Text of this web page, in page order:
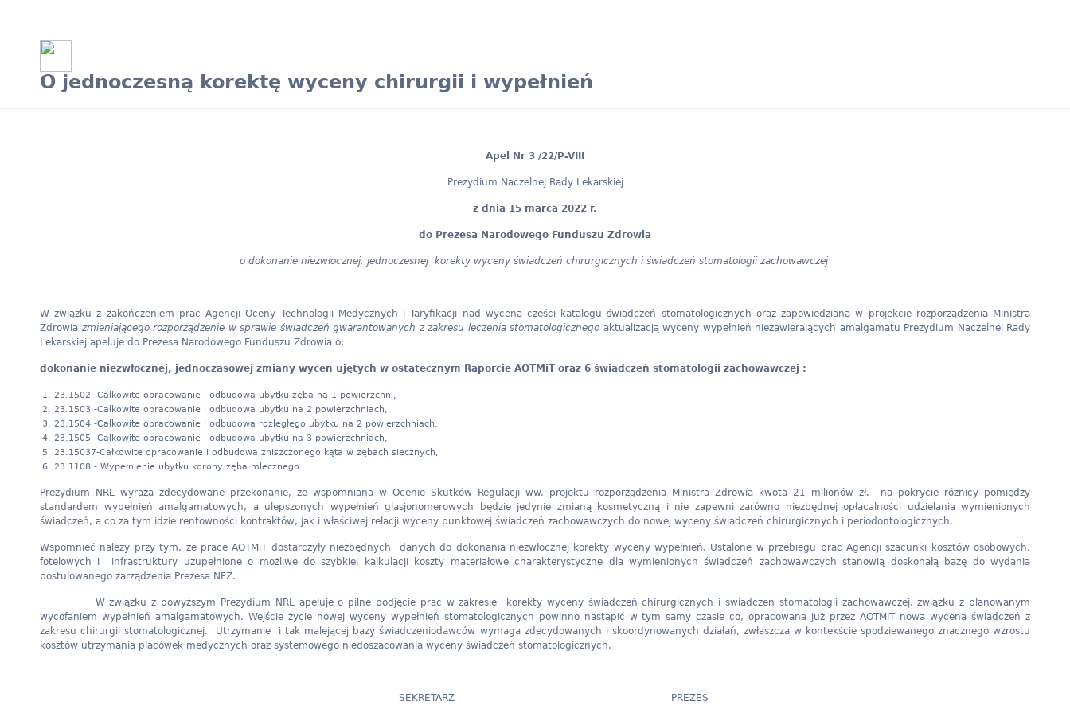
O jednoczesną korektę wyceny chirurgii i wypełnień
Apel Nr 3 /22/P-VIII
Prezydium Naczelnej Rady Lekarskiej
z dnia 15 marca 2022 r.
do Prezesa Narodowego Funduszu Zdrowia
o dokonanie niezwłocznej, jednoczesnej korekty wyceny świadczeń chirurgicznych i świadczeń stomatologii zachowawczej
W związku z zakończeniem prac Agencji Oceny Technologii Medycznych i Taryfikacji nad wyceną części katalogu świadczeń stomatologicznych oraz zapowiedzianą w projekcie rozporządzenia Ministra
Zdrowia zmieniającego rozporządzenie w sprawie świadczeń gwarantowanych z zakresu leczenia stomatologicznego aktualizacją wyceny wypełnień niezawierających amalgamatu Prezydium Naczelnej Rady
Lekarskiej apeluje do Prezesa Narodowego Funduszu Zdrowia o:
dokonanie niezwłocznej, jednoczasowej zmiany wycen ujętych w ostatecznym Raporcie AOTMiT oraz 6 świadczeń stomatologii zachowawczej :
23.1502 -Całkowite opracowanie i odbudowa ubytku zęba na 1 powierzchni,
23.1503 -Całkowite opracowanie i odbudowa ubytku na 2 powierzchniach,
23.1504 -Całkowite opracowanie i odbudowa rozległego ubytku na 2 powierzchniach,
23.1505 -Całkowite opracowanie i odbudowa ubytku na 3 powierzchniach,
23.15037-Całkowite opracowanie i odbudowa zniszczonego kąta w zębach siecznych,
23.1108 - Wypełnienie ubytku korony zęba mlecznego.
Prezydium NRL wyraża zdecydowane przekonanie, że wspomniana w Ocenie Skutków Regulacji ww. projektu rozporządzenia Ministra Zdrowia kwota 21 milionów zł. na pokrycie różnicy pomiędzy
standardem wypełnień amalgamatowych, a ulepszonych wypełnień glasjonomerowych będzie jedynie zmianą kosmetyczną i nie zapewni zarówno niezbędnej opłacalności udzielania wymienionych
świadczeń, a co za tym idzie rentowności kontraktów, jak i właściwej relacji wyceny punktowej świadczeń zachowawczych do nowej wyceny świadczeń chirurgicznych i periodontologicznych.
Wspomnieć należy przy tym, że prace AOTMiT dostarczyły niezbędnych danych do dokonania niezwłocznej korekty wyceny wypełnień. Ustalone w przebiegu prac Agencji szacunki kosztów osobowych,
fotelowych i infrastruktury uzupełnione o możliwe do szybkiej kalkulacji koszty materiałowe charakterystyczne dla wymienionych świadczeń zachowawczych stanowią doskonałą bazę do wydania
postulowanego zarządzenia Prezesa NFZ.
W związku z powyższym Prezydium NRL apeluje o pilne podjęcie prac w zakresie korekty wyceny świadczeń chirurgicznych i świadczeń stomatologii zachowawczej, związku z planowanym
wycofaniem wypełnień amalgamatowych. Wejście życie nowej wyceny wypełnień stomatologicznych powinno nastąpić w tym samy czasie co, opracowana już przez AOTMiT nowa wycena świadczeń z
zakresu chirurgii stomatologicznej. Utrzymanie i tak malejącej bazy świadczeniodawców wymaga zdecydowanych i skoordynowanych działań, zwłaszcza w kontekście spodziewanego znacznego wzrostu
kosztów utrzymania placówek medycznych oraz systemowego niedoszacowania wyceny świadczeń stomatologicznych.
SEKRETARZ PREZES